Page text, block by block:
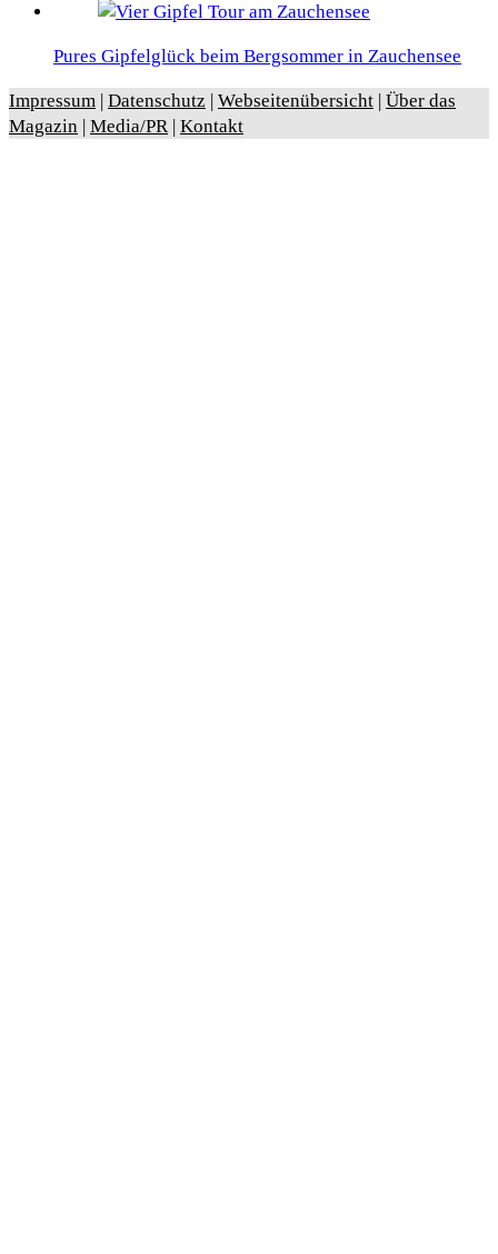
Pures Gipfelglück beim Bergsommer in Zauchensee
Impressum | Datenschutz | Webseitenübersicht | Über das
Magazin | Media/PR | Kontakt